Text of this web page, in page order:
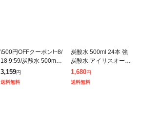
\500円OFFクーポン!~8/
18 9:59/炭酸水 500ml 4
8本 (24本入×2箱) 強炭
酸水 アイリスオーヤマ
クリ
3,159円
送料無料
炭酸水 500ml 24本 強
炭酸水 アイリスオーヤ
マ 選べる ラベルレス
プレーン レモン ラムネ
グレープソーダ フレー
1,680円
送料無料